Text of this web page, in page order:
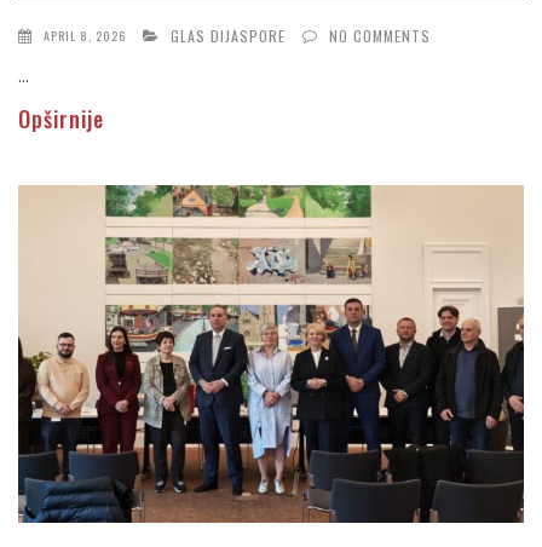
APRIL 8, 2026 GLAS DIJASPORE NO COMMENTS
...
Opširnije